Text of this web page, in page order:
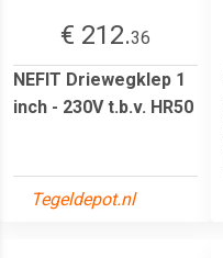
€ 212.36
NEFIT Driewegklep 1
inch - 230V t.b.v. HR50
Tegeldepot.nl